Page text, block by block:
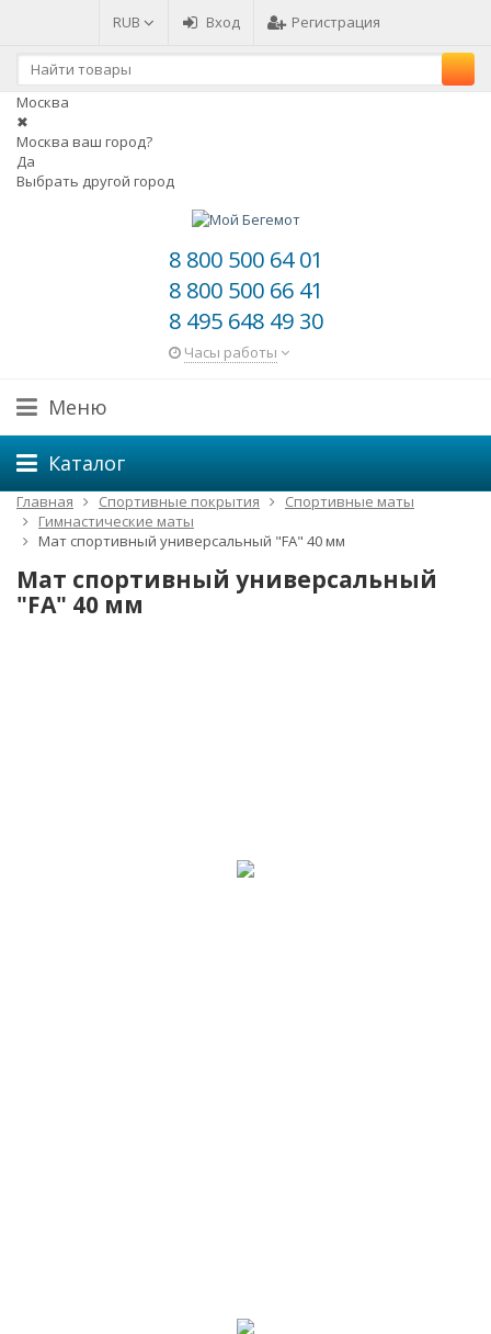
RUB Вход Регистрация
Москва
✖
Москва ваш город?
Да
Выбрать другой город
8 800 500 64 01
8 800 500 66 41
8 495 648 49 30
Часы работы
Меню
Каталог
Главная Спортивные покрытия
Спортивные маты
Гимнастические маты
Мат спортивный универсальный "FA" 40 мм
Мат спортивный универсальный
"FA" 40 мм